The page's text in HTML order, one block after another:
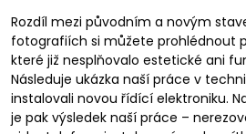
Rozdíl mezi původním a novým
fotografiích si můžete prohlédnout
které již nesplňovalo estetické ani
Následuje ukázka naší práce v
instalovali novou řídící elektroniku.
je pak výsledek naší práce –